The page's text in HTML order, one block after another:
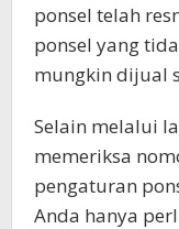
ponsel telah
ponsel yang
mungkin dijual
Selain melalui
memeriksa
pengaturan
Anda hanya